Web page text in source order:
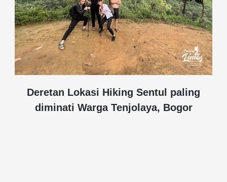
Deretan Lokasi Hiking Sentul paling
diminati Warga Tenjolaya, Bogor